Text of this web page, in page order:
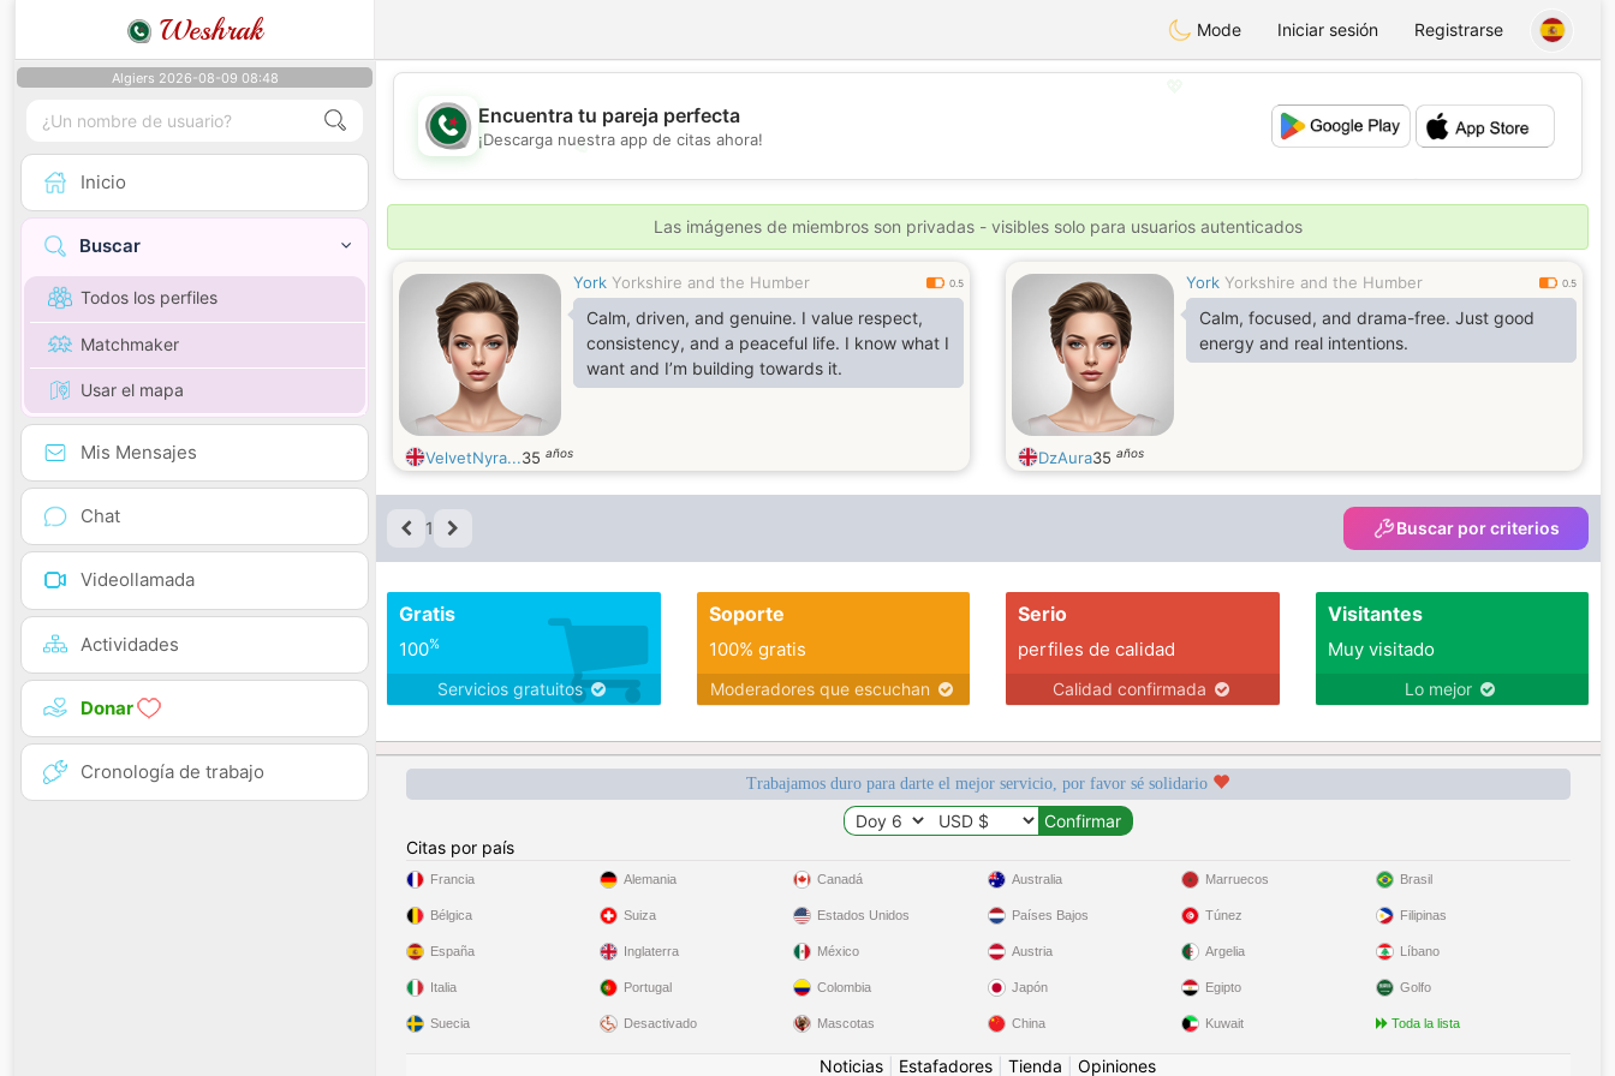
Weshrak Mode Iniciar sesión Registrarse
Algiers 2026-08-09 08:48
Inicio
Buscar
Todos los perfiles
Matchmaker
Usar el mapa
Mis Mensajes
Chat
Videollamada
Actividades
Donar
Cronología de trabajo
💖
💕
💕
Encuentra tu pareja perfecta
¡Descarga nuestra app de citas ahora!
Las imágenes de miembros son privadas - visibles solo para usuarios autenticados
York Yorkshire and the Humber 0.5
Calm, driven, and genuine. I value respect,
consistency, and a peaceful life. I know what I
want and I’m building towards it.
VelvetNyra...35 años
York Yorkshire and the Humber 0.5
Calm, focused, and drama-free. Just good
energy and real intentions.
DzAura35 años
1 Buscar por criterios
Gratis
100%
Servicios gratuitos
Soporte
100% gratis
Moderadores que escuchan
Serio
perfiles de calidad
Calidad confirmada
Visitantes
Muy visitado
Lo mejor
Trabajamos duro para darte el mejor servicio, por favor sé solidario
Citas por país
Francia
Bélgica
España
Italia
Suecia
Alemania
Suiza
Inglaterra
Portugal
Desactivado
Canadá
Estados Unidos
México
Colombia
Mascotas
Australia
Países Bajos
Austria
Japón
China
Marruecos
Túnez
Argelia
Egipto
Kuwait
Brasil
Filipinas
Líbano
Golfo
Toda la lista
Noticias Estafadores Tienda Opiniones